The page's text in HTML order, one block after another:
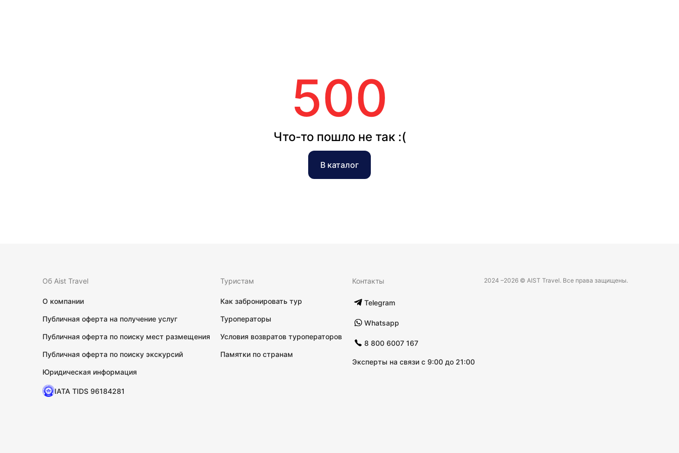
500
Что-то пошло не так :(
В каталог
Об Aist Travel
О компании
Публичная оферта на получение услуг
Публичная оферта по поиску мест размещения
Публичная оферта по поиску экскурсий
Юридическая информация
IATA TIDS 96184281
Туристам
Как забронировать тур
Туроператоры
Условия возвратов туроператоров
Памятки по странам
Контакты
Telegram
Whatsapp
8 800 6007 167
Эксперты на связи с 9:00 до 21:00
2024 –2026 © AIST Travel. Все права защищены.